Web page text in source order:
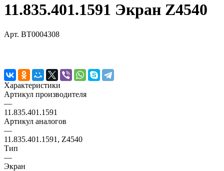
11.835.401.1591 Экран Z4540
Арт. BT0004308
Характеристики
Артикул производителя
—
11.835.401.1591
Артикул аналогов
—
11.835.401.1591, Z4540
Тип
—
Экран